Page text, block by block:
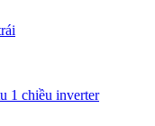
1 chiều inverter